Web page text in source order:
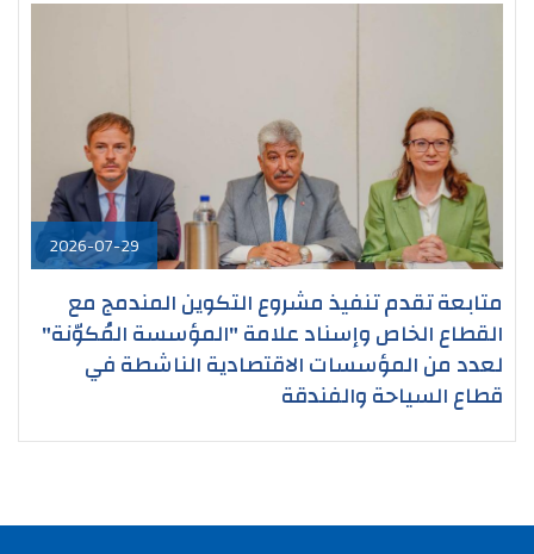
2026-07-29
متابعة تقدم تنفيذ مشروع التكوين المندمج مع
القطاع الخاص وإسناد علامة "المؤسسة المُكوّنة"
لعدد من المؤسسات الاقتصادية الناشطة في
قطاع السياحة والفندقة